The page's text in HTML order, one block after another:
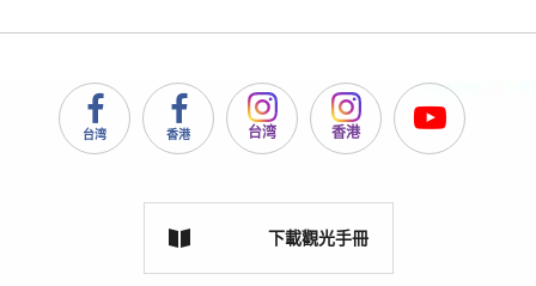
台湾 香港 台湾 香港
下載觀光手冊